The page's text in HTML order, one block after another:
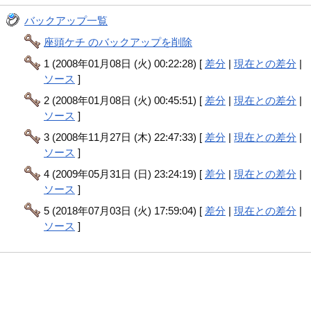
バックアップ一覧
座頭ケチ のバックアップを削除
1 (2008年01月08日 (火) 00:22:28) [ 差分 |現在との差分 |
ソース ]
2 (2008年01月08日 (火) 00:45:51) [ 差分 |現在との差分 |
ソース ]
3 (2008年11月27日 (木) 22:47:33) [ 差分 |現在との差分 |
ソース ]
4 (2009年05月31日 (日) 23:24:19) [ 差分 |現在との差分 |
ソース ]
5 (2018年07月03日 (火) 17:59:04) [ 差分 |現在との差分 |
ソース ]